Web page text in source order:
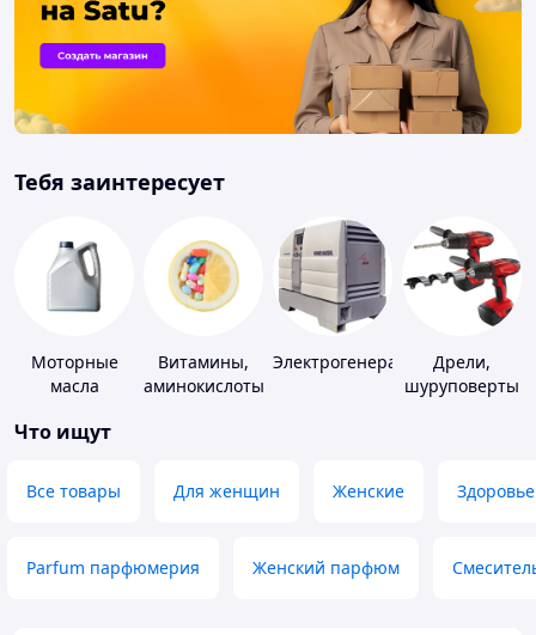
Тебя заинтересует
Моторные
масла
Витамины,
аминокислоты
ЭлектрогенераторыДрели,
шуруповерты
Что ищут
Все товары Для женщин Женские Здоровье
Parfum парфюмерия Женский парфюм